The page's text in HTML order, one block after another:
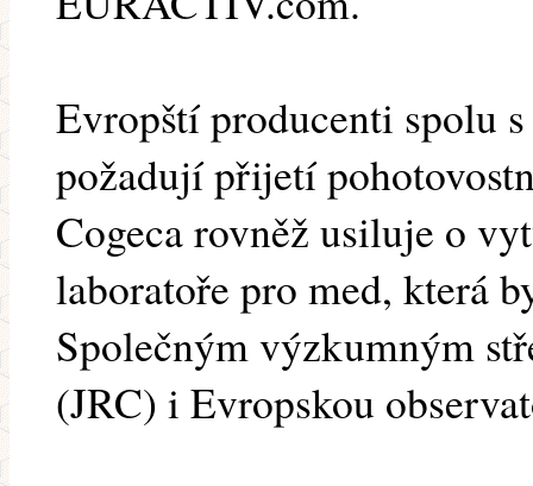
Evropští producenti spolu
požadují přijetí
Cogeca rovněž usiluje o
laboratoře pro med, která
Společným výzkumným
(JRC) i Evropskou